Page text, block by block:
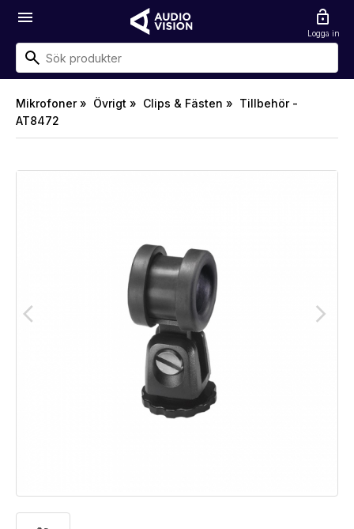
menu lock_open
Logga in
Mikrofoner » Övrigt » Clips & Fästen » Tillbehör -
AT8472
arrow_back_ios arrow_forward_ios